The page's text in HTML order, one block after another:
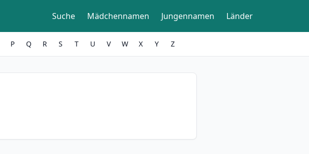
Suche Mädchennamen Jungennamen Länder
P Q R S T U V W X Y Z